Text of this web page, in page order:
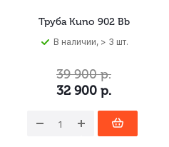
Труба Kuno 902 Bb
В наличии, > 3 шт.
32 900 р.
39 900р.